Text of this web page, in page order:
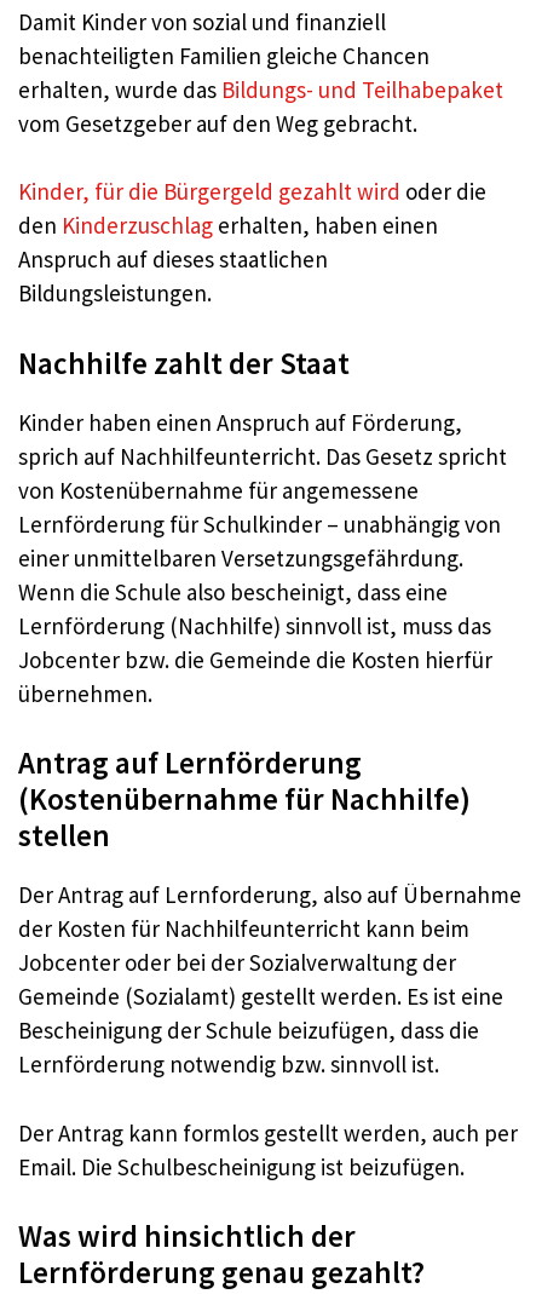
Damit Kinder von sozial und finanziell
benachteiligten Familien gleiche Chancen
erhalten, wurde das Bildungs- und Teilhabepaket
vom Gesetzgeber auf den Weg gebracht.
Kinder, für die Bürgergeld gezahlt wird oder die
den Kinderzuschlag erhalten, haben einen
Anspruch auf dieses staatlichen
Bildungsleistungen.
Nachhilfe zahlt der Staat
Kinder haben einen Anspruch auf Förderung,
sprich auf Nachhilfeunterricht. Das Gesetz spricht
von Kostenübernahme für angemessene
Lernförderung für Schulkinder – unabhängig von
einer unmittelbaren Versetzungsgefährdung.
Wenn die Schule also bescheinigt, dass eine
Lernförderung (Nachhilfe) sinnvoll ist, muss das
Jobcenter bzw. die Gemeinde die Kosten hierfür
übernehmen.
Antrag auf Lernförderung
(Kostenübernahme für Nachhilfe)
stellen
Der Antrag auf Lernforderung, also auf Übernahme
der Kosten für Nachhilfeunterricht kann beim
Jobcenter oder bei der Sozialverwaltung der
Gemeinde (Sozialamt) gestellt werden. Es ist eine
Bescheinigung der Schule beizufügen, dass die
Lernförderung notwendig bzw. sinnvoll ist.
Der Antrag kann formlos gestellt werden, auch per
Email. Die Schulbescheinigung ist beizufügen.
Was wird hinsichtlich der
Lernförderung genau gezahlt?